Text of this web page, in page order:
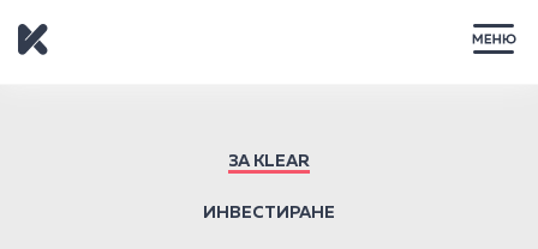
ЗА KLEAR
ИНВЕСТИРАНЕ